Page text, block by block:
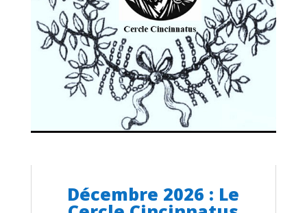
Décembre 2026 : Le